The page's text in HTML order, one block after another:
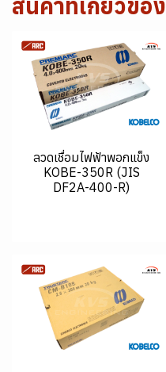
สินค้าที่เกี่ยวข้อง
ลวดเชื่อมไฟฟ้าพอกแข็ง
KOBE-350R (JIS
DF2A-400-R)